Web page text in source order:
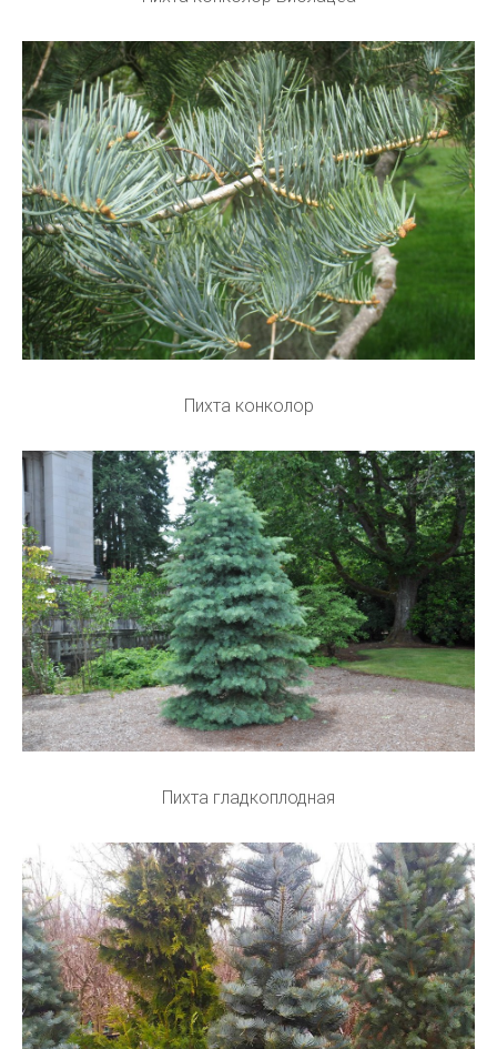
Пихта конколор
Пихта гладкоплодная